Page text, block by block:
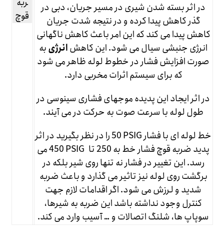
در اثر بسته شدن شیری در مسیر جریان، دبی در
گذر کاهش پیدا کرده و در نتیجه شدت جریان
کاهش پیدا می کند که این امر باعث کاهش ناگهانی
انرژی جنبشی سیال می شود. این کاهشانرژیبه
صورت افزایش فشار در خطوط لوله ظاهر می شود
که برای سیستم اثرات مخربی دارد.
در اثر ایجاد این پدیده موجهای فشاری سینوسی در
طول لوله با سرعت صوت به حرکت در می آیند.
خط لوله ای با فشار50 PSIGرا در نظر بگیرید در اثر
پدید ضربه قوچ فشار خط به250تا 450 PSIGمی
رسد. این تغییر در فشار نه تنها روی شیر بلکه در
برگشت روی لوله نیز تاثیر می گذارد و باعث ضربه
شدید و لرزش می شود. اگر اقدامات لازم جهت
کنترل وجود نداشته باشد این ضربه به شیرها،
سوپاپ ها، شلنگ اتصالات و … آسیب وارد می کند.